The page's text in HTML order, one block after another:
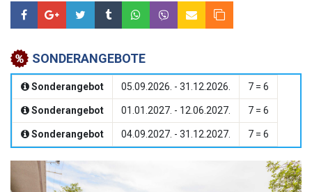
SONDERANGEBOTE
Sonderangebot 05.09.2026. - 31.12.2026. 7 = 6
Sonderangebot 01.01.2027. - 12.06.2027. 7 = 6
Sonderangebot 04.09.2027. - 31.12.2027. 7 = 6